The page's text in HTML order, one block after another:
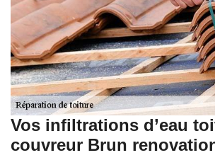
Vos infiltrations d’eau
couvreur Brun